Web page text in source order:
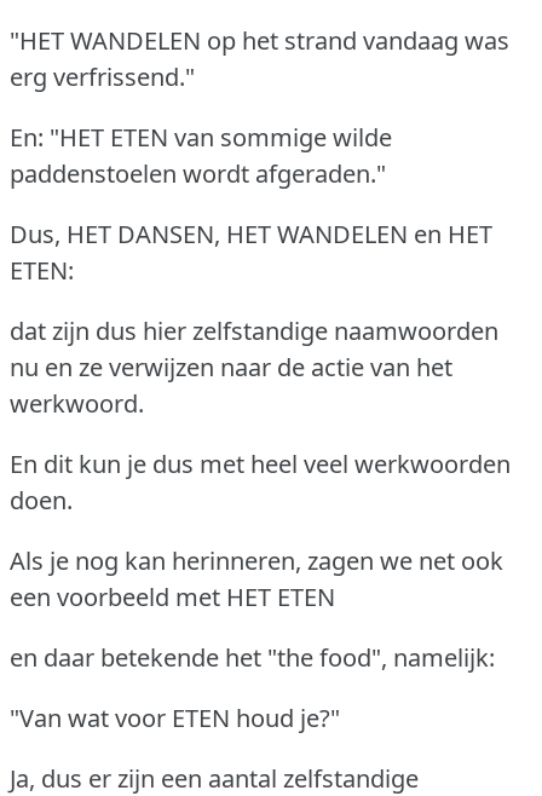
"HET WANDELEN op het strand vandaag was
erg verfrissend."
En: "HET ETEN van sommige wilde
paddenstoelen wordt afgeraden."
Dus, HET DANSEN, HET WANDELEN en HET
ETEN:
dat zijn dus hier zelfstandige naamwoorden
nu en ze verwijzen naar de actie van het
werkwoord.
En dit kun je dus met heel veel werkwoorden
doen.
Als je nog kan herinneren, zagen we net ook
een voorbeeld met HET ETEN
en daar betekende het "the food", namelijk:
"Van wat voor ETEN houd je?"
Ja, dus er zijn een aantal zelfstandige